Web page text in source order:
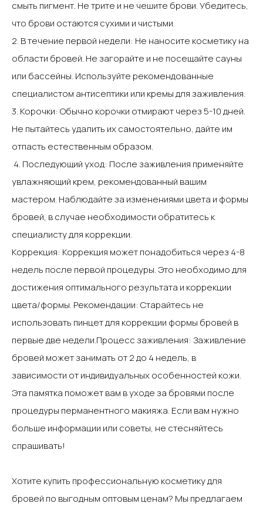
смыть пигмент.‍ Не трите и не чешите брови.‍ Убедитесь,
что брови остаются сухими и чистыми.‍
‍2. В течение первой недели:‍ Не наносите косметику на
области бровей.‍ Не загорайте и не посещайте сауны
или бассейны.‍ Используйте рекомендованные
специалистом антисептики или кремы для заживления.‍
‍3. Корочки:‍ Обычно корочки отмирают через 5-10 дней.‍
Не пытайтесь удалить их самостоятельно, дайте им
отпасть естественным образом.‍
‍ 4. Последующий уход:‍ После заживления применяйте
увлажняющий крем, рекомендованный вашим
мастером.‍ Наблюдайте за изменениями цвета и формы
бровей, в случае необходимости обратитесь к
специалисту для коррекции.‍
‍Коррекция‍: Коррекция может понадобиться через 4-8
недель после первой процедуры. Это необходимо для
достижения оптимального результата и коррекции
цвета/формы.‍ ‍Рекомендации‍: Старайтесь не
использовать пинцет для коррекции формы бровей в
первые две недели.‍Процесс заживления‍: Заживление
бровей может занимать от 2 до 4 недель, в
зависимости от индивидуальных особенностей кожи.‍
‍Эта памятка поможет вам в уходе за бровями после
процедуры перманентного макияжа. Если вам нужно
больше информации или советы, не стесняйтесь
спрашивать!
Хотите купить профессиональную косметику для
бровей по выгодным оптовым ценам? Мы предлагаем